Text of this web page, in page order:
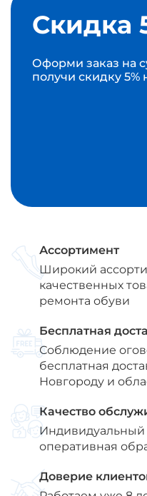
Скидка
Оформи заказ на
получи скидку 5%
Ассортимент
Широкий
качественных
ремонта обуви
Бесплатная
Соблюдение
бесплатная
Новгороду и
Качество
Индивидуальный
оперативная
Доверие